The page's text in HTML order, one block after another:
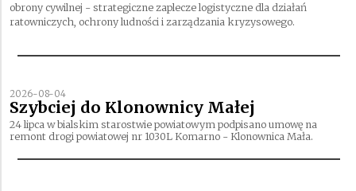
obrony cywilnej - strategiczne zaplecze logistyczne dla działań
ratowniczych, ochrony ludności i zarządzania kryzysowego.
2026-08-04
Szybciej do Klonownicy Małej
24 lipca w bialskim starostwie powiatowym podpisano umowę na
remont drogi powiatowej nr 1030L Komarno - Klonownica Mała.